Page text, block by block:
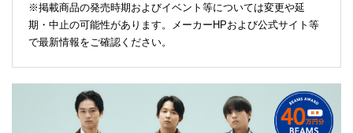
※掲載商品の発売時期およびイベント等については変更や延
期・中止の可能性があります。メーカーHPおよび公式サイト等
で最新情報をご確認ください。